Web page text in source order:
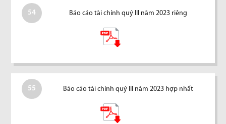
54 Báo cáo tài chính quý III năm 2023 riêng
55 Báo cáo tài chính quý III năm 2023 hợp nhất